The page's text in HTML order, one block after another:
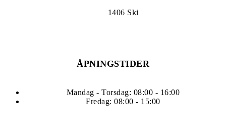
1406 Ski
ÅPNINGSTIDER
Mandag - Torsdag: 08:00 - 16:00
Fredag: 08:00 - 15:00